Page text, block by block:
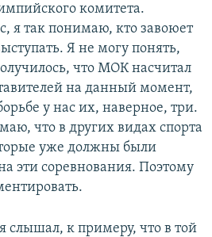
комитета.
я так понимаю, кто завоюет
Я не могу понять,
что МОК насчитал
на данный момент,
у нас их, наверное, три.
что в других видах спорта
уже должны были
эти соревнования. Поэтому
слышал, к примеру, что в той